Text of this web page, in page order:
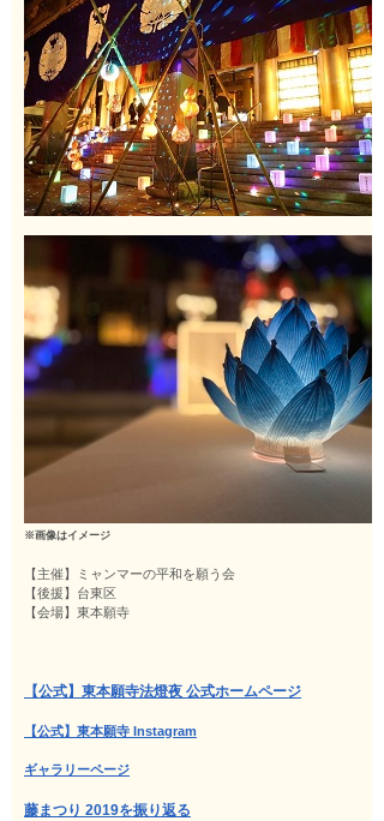
※画像はイメージ
【主催】ミャンマーの平和を願う会
【後援】台東区
【会場】東本願寺
【公式】東本願寺法燈夜 公式ホームページ
【公式】東本願寺 Instagram
ギャラリーページ
藤まつり 2019を振り返る